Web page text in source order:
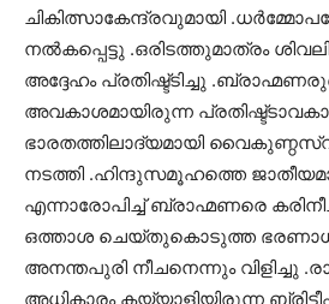
ചികിത്സാകേന്ദ്രവുമായി
നല്‍കപ്പെട്ടു .ഒരിടത്തുമാത്രം
അദ്ദേഹം പ്രതിഷ്ട്ടിച്ചു
അവകാശമായിരുന്ന
ഭാരതത്തിലാദ്യമായി
നടത്തി .ഹിന്ദുസമൂഹത്തെ ജാതീയമായി
എന്നാരോപിച്ച് ബ്രാഹ്മണരെ
ഒത്താശ ചെയ്തുകൊടുത്ത
അനന്തപുരി നീചനെന്നും വിളിച്ചു
അധികാരം കയ്യാളിയിരുന്ന